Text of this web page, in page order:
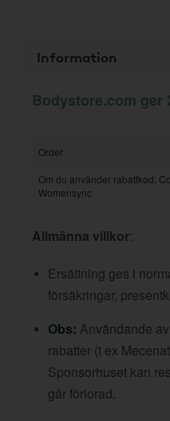
Information
Bodystore.com ger
Order
Om du använder rabattkod:
Womensync
Allmänna villkor:
Ersättning ges i
försäkringar,
Obs: Användande
rabatter (t ex
Sponsorhuset kan
går förlorad.